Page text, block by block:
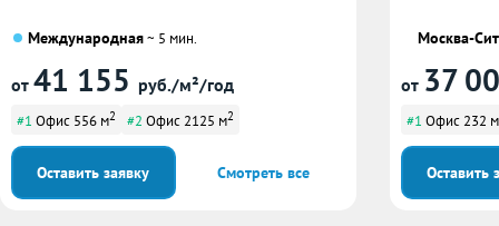
Международная~ 5 мин.
от 41 155 руб./м²/год
#1 Офис 556 м2 #2 Офис 2125 м2
Оставить заявку Смотреть все
Москва-
от 37
#1 Офис 232 м
Оставить